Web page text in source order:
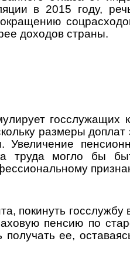
в 2015 году,
доходов страны.
госслужащих
размеры
труда могло бы
покинуть госслужбу
пенсию по
получать ее,